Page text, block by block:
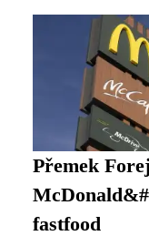
Přemek
fastfood